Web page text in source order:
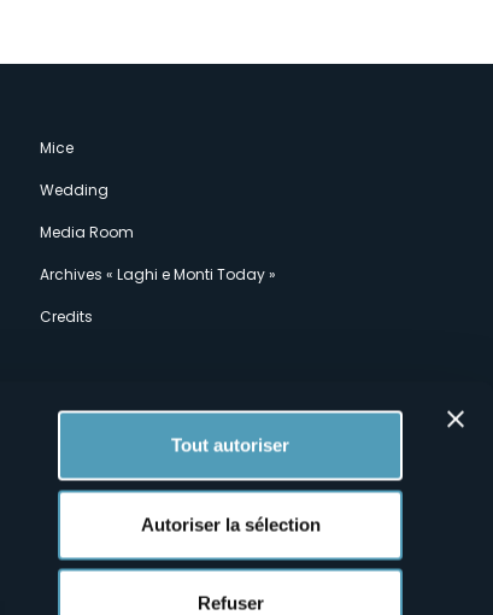
Tout autoriser
Autoriser la sélection
Refuser
Mice
Wedding
Media Room
Archives « Laghi e Monti Today »
Credits